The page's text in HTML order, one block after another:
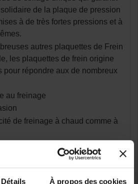
Détails À propos des cookies
de la plaque de pression
à de très fortes pressions et à
autres plaquettes de Frein
les plaquettes de frein origine
pour répondre aux de nombreux
au freinage
de freinage à chaud comme à